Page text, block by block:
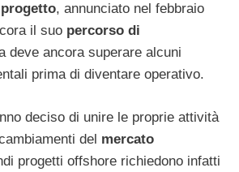
progetto, annunciato nel febbraio
il suo percorso di
deve ancora superare alcuni
prima di diventare operativo.
deciso di unire le proprie attività
del mercato
progetti offshore richiedono infatti